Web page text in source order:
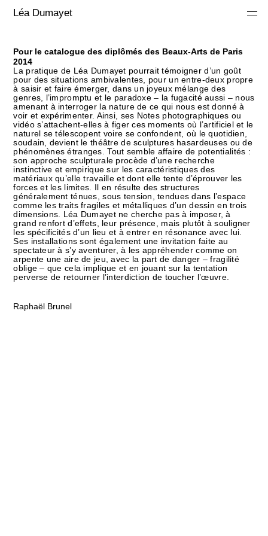
Léa Dumayet
Pour le catalogue des diplômés des Beaux-Arts de Paris
2014
La pratique de Léa Dumayet pourrait témoigner d’un goût
pour des situations ambivalentes, pour un entre-deux propre
à saisir et faire émerger, dans un joyeux mélange des
genres, l’impromptu et le paradoxe – la fugacité aussi – nous
amenant à interroger la nature de ce qui nous est donné à
voir et expérimenter. Ainsi, ses Notes photographiques ou
vidéo s’attachent-elles à figer ces moments où l’artificiel et le
naturel se télescopent voire se confondent, où le quotidien,
soudain, devient le théâtre de sculptures hasardeuses ou de
phénomènes étranges. Tout semble affaire de potentialités :
son approche sculpturale procède d’une recherche
instinctive et empirique sur les caractéristiques des
matériaux qu’elle travaille et dont elle tente d’éprouver les
forces et les limites. Il en résulte des structures
généralement ténues, sous tension, tendues dans l’espace
comme les traits fragiles et métalliques d’un dessin en trois
dimensions. Léa Dumayet ne cherche pas à imposer, à
grand renfort d’effets, leur présence, mais plutôt à souligner
les spécificités d’un lieu et à entrer en résonance avec lui.
Ses installations sont également une invitation faite au
spectateur à s’y aventurer, à les appréhender comme on
arpente une aire de jeu, avec la part de danger – fragilité
oblige – que cela implique et en jouant sur la tentation
perverse de retourner l’interdiction de toucher l’œuvre.
Raphaël Brunel